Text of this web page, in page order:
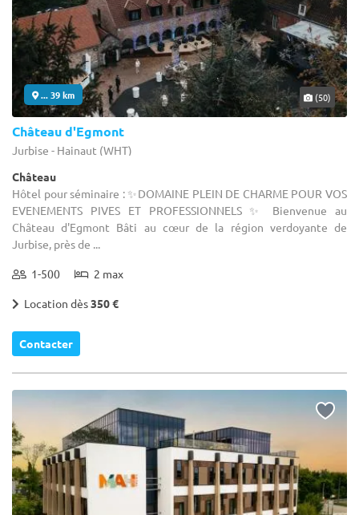
... 39 km (50)
Château d'Egmont
Jurbise - Hainaut (WHT)
Château
Hôtel pour séminaire : ✨DOMAINE PLEIN DE CHARME POUR VOS
EVENEMENTS PIVES ET PROFESSIONNELS ✨ Bienvenue au
Château d'Egmont Bâti au cœur de la région verdoyante de
Jurbise, près de ...
1-500 2 max
Location dès350 €
Contacter